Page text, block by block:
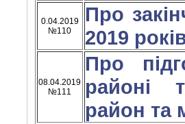
0.04.2019
№110
Про
2019
08.04.2019
№111
Про
районі
район та